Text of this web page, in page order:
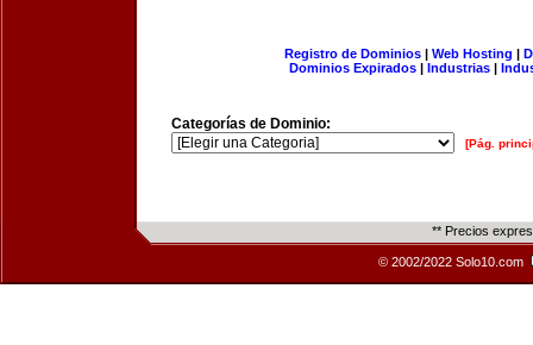
Registro de Dominios| Web Hosting |
Dominios Expirados | Industrias |
Categorías de Dominio:
[Pág.
** Precios
© 2002/2022 Solo10.com